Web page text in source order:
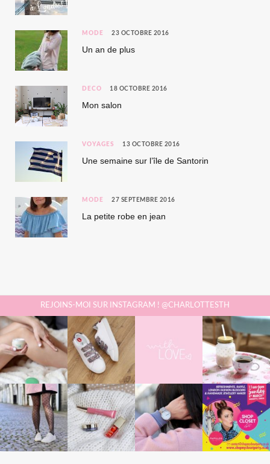
MODE 23 OCTOBRE 2016
Un an de plus
DÉCO 18 OCTOBRE 2016
Mon salon
VOYAGES 13 OCTOBRE 2016
Une semaine sur l’île de Santorin
MODE 27 SEPTEMBRE 2016
La petite robe en jean
REJOINS-MOI SUR INSTAGRAM ! @CHARLOTTESTH